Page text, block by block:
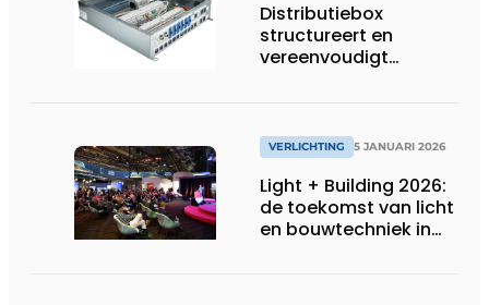
Distributiebox
structureert en
vereenvoudigt
VERLICHTING 5 JANUARI 2026
Light + Building 2026:
de toekomst van licht
en bouwtechniek in